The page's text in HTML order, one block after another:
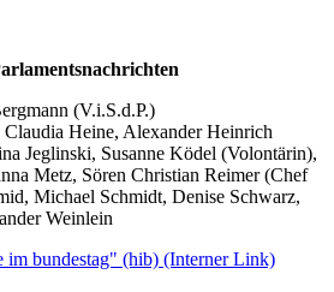
(V.i.S.d.P.)
Heine, Alexander Heinrich
Jeglinski, Susanne Ködel (Volontärin),
Metz, Sören Christian Reimer (Chef
Michael Schmidt, Denise Schwarz,
Weinlein
im bundestag" (hib) (Interner Link)